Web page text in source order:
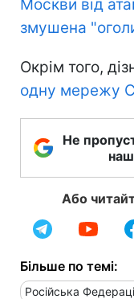
Москви від
змушена
Окрім того,
одну мережу
Не
Або
Більше по темі:
Російська